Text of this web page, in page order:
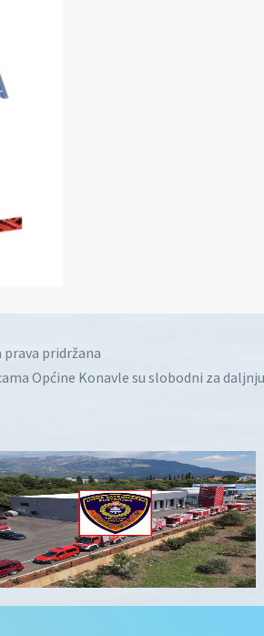
prava pridržana
Općine Konavle su slobodni za daljnju